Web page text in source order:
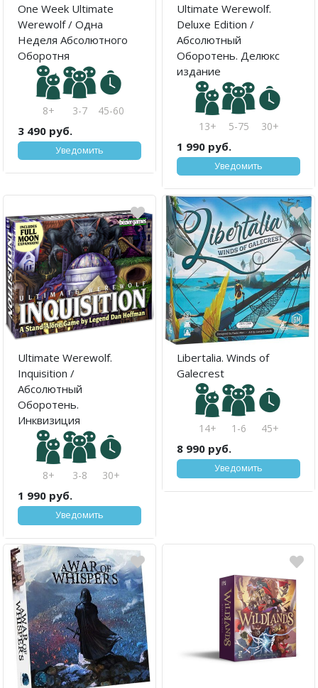
One Week Ultimate
Werewolf / Одна
Неделя Абсолютного
Оборотня
8+ 3-7 45-60
3 490 руб.
Уведомить
Ultimate Werewolf.
Deluxe Edition /
Абсолютный
Оборотень. Делюкс
издание
13+ 5-75 30+
1 990 руб.
Уведомить
Ultimate Werewolf.
Inquisition /
Абсолютный
Оборотень.
Инквизиция
8+ 3-8 30+
1 990 руб.
Уведомить
Libertalia. Winds of
Galecrest
14+ 1-6 45+
8 990 руб.
Уведомить